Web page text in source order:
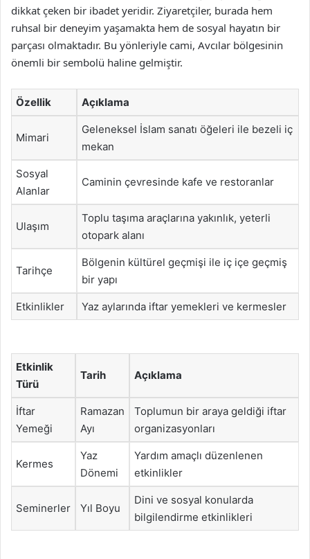
dikkat çeken bir ibadet yeridir. Ziyaretçiler, burada hem
ruhsal bir deneyim yaşamakta hem de sosyal hayatın bir
parçası olmaktadır. Bu yönleriyle cami, Avcılar bölgesinin
önemli bir sembolü haline gelmiştir.
Özellik Açıklama
Mimari
Geleneksel İslam sanatı öğeleri ile bezeli iç
mekan
Sosyal
Alanlar
Caminin çevresinde kafe ve restoranlar
Ulaşım
Toplu taşıma araçlarına yakınlık, yeterli
otopark alanı
Tarihçe
Bölgenin kültürel geçmişi ile iç içe geçmiş
bir yapı
Etkinlikler Yaz aylarında iftar yemekleri ve kermesler
Etkinlik
Türü
Tarih Açıklama
İftar
Yemeği
Ramazan
Ayı
Toplumun bir araya geldiği iftar
organizasyonları
Kermes
Yaz
Dönemi
Yardım amaçlı düzenlenen
etkinlikler
Seminerler Yıl Boyu
Dini ve sosyal konularda
bilgilendirme etkinlikleri